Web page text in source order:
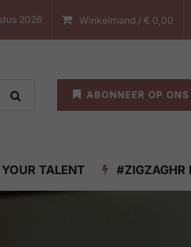
2026 Winkelmand / € 0,00
ABONNEER OP
TALENT #ZIGZAGHR